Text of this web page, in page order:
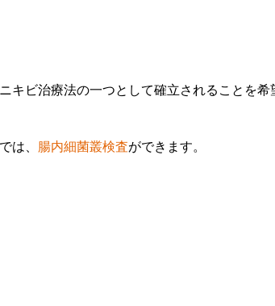
キビ治療法の一つとして確立されることを希
では、 腸内細菌叢検査ができます。